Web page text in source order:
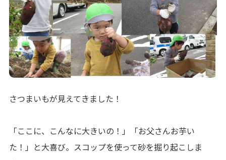
さつまいもが見えてきました！
「ここに、こんなに大きいの！」「お父さんお芋い
た！」と大喜び。スコップを使って砂を掘り起こしま